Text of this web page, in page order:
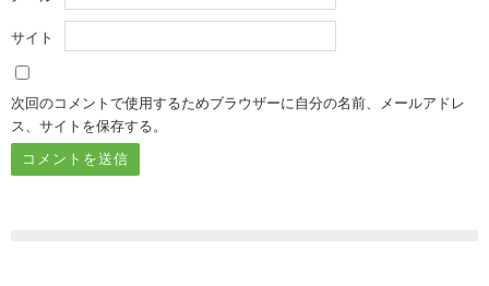
サイト
次回のコメントで使用するためブラウザーに自分の名前、メールアドレ
ス、サイトを保存する。